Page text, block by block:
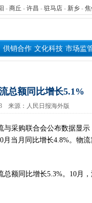
- 商丘 - 许昌 - 驻马店 - 新乡 -
供销合作 文化科技 市场监
总额同比增长5.1%
来源：人民日报海外版
采购联合会公布数据显示
当月同比增长4.8%。物流
额同比增长5.3%。10月